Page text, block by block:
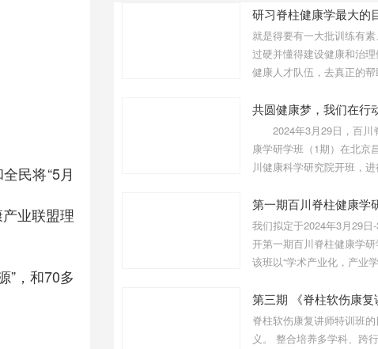
民将“5月
业联盟理
”，和70多
就是得要有一大批训练有
过硬并懂得建设健康和治
健康人才队伍，去真正的
一批有健康学思想，健康
康技术的人才，才能领导
的健康革命，才能完整地
产业和建设健康中国。而
的培养和遴选一批有思想
化、有技术的脊柱健康人
2024年3月29日，百川
康学研学班（1期）在北京
川健康科学研究院开班，
结束。学员们为实现健康
到这里，为推进健康事业
进。
第一期百川脊柱健康学
我们拟定于2024年3月29日
开第一期百川脊柱健康学
该班以“学术产业化，产业
的建设完善”、“脊柱健康人
需培养”和“脊柱健康产业的
展”进行系统讲解和交流探
脊柱软伤康复讲师特训班
义。 整合培养多学科、跨